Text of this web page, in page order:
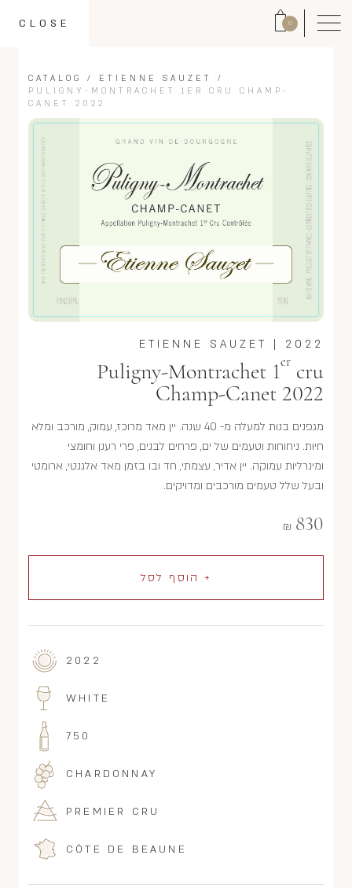
0
CLOSE
CATALOG / ETIENNE SAUZET
/
PULIGNY-MONTRACHET 1ER CRU CHAMP-
CANET 2022
2022
ETIENNE SAUZET
Puligny-Montrachet 1er cru
Champ-Canet 2022
מגפנים בנות למעלה מ- 40 שנה. יין מאד מרוכז, עמוק, מורכב ומלא
חיוּת. ניחוחות וטעמים של ים, פרחים לבנים, פרי רענן וחומצי
ומינרליות עמוקה. יין אדיר, עצמתי, חד ובו בזמן מאד אלגנטי, ארומטי
ובעל שלל טעמים מורכבים ומדויקים.
830
₪
+ הוסף לסל
2022
WHITE
750
CHARDONNAY
PREMIER CRU
CÔTE DE BEAUNE